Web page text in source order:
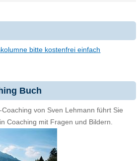
bitte kostenfrei einfach
Buch
von Sven Lehmann führt Sie
Coaching mit Fragen und Bildern.